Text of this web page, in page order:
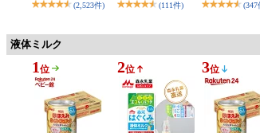
(2,523件) (111件) (347
液体ミルク
1 位 2位 3位